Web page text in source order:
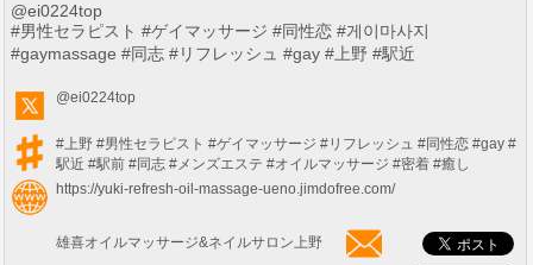
@ei0224top
#男性セラピスト #ゲイマッサージ #同性恋 #게이마사지
#gaymassage #同志 #リフレッシュ #gay #上野 #駅近
@ei0224top
#上野 #男性セラピスト #ゲイマッサージ #リフレッシュ #同性恋 #gay #
駅近 #駅前 #同志 #メンズエステ #オイルマッサージ #密着 #癒し
https://yuki-refresh-oil-massage-ueno.jimdofree.com/
雄喜オイルマッサージ&ネイルサロン上野